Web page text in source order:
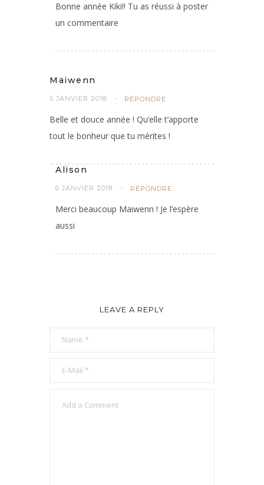
Bonne année Kiki!! Tu as réussi à poster
un commentaire
Maiwenn
5 JANVIER 2018 RÉPONDRE
Belle et douce année ! Qu’elle t’apporte
tout le bonheur que tu mérites !
Alison
6 JANVIER 2018 RÉPONDRE
Merci beaucoup Maiwenn ! Je l’espère
aussi
LEAVE A REPLY